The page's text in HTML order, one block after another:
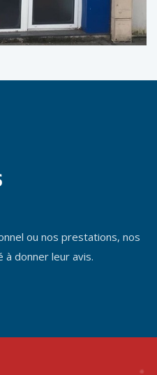
ou nos prestations, nos
à donner leur avis.